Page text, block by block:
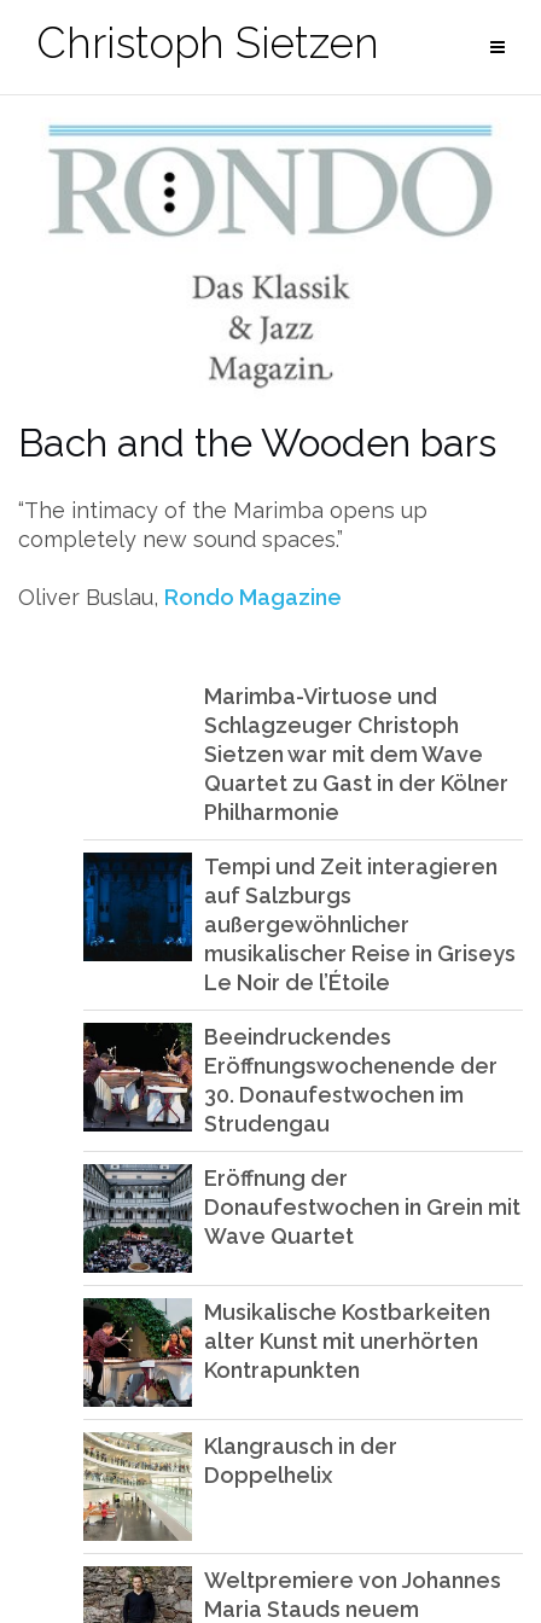
InhaltChristoph Sietzen
Bach and the Wooden bars
“The intimacy of the Marimba opens up
completely new sound spaces.”
Oliver Buslau, Rondo Magazine
Marimba-Virtuose und
Schlagzeuger Christoph
Sietzen war mit dem Wave
Quartet zu Gast in der Kölner
Philharmonie
Tempi und Zeit interagieren
auf Salzburgs
außergewöhnlicher
musikalischer Reise in Griseys
Le Noir de l’Étoile
Beeindruckendes
Eröffnungswochenende der
30. Donaufestwochen im
Strudengau
Eröffnung der
Donaufestwochen in Grein mit
Wave Quartet
Musikalische Kostbarkeiten
alter Kunst mit unerhörten
Kontrapunkten
Klangrausch in der
Doppelhelix
Weltpremiere von Johannes
Maria Stauds neuem